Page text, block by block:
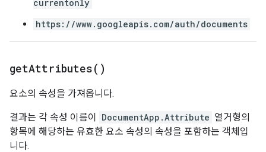
currentonly
https://www.googleapis.com/auth/documents
getAttributes( )
요소의 속성을 가져옵니다.
결과는 각 속성 이름이 DocumentApp.Attribute 열거형의
항목에 해당하는 유효한 요소 속성의 속성을 포함하는 객체입
니다.